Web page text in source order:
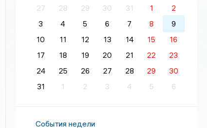
27
28 29 30 31 1
2
3
4 5 6 7 8
9
10
11 12 13 14 15
16
17
18 19 20 21 22
23
24
25 26 27 28 29
30
31
1 2 3 4 5 6
События недели